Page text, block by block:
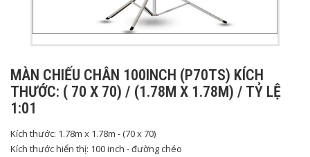
MÀN CHIẾU CHÂN 100INCH (P70TS) KÍCH
THƯỚC: ( 70 X 70) / (1.78M X 1.78M) / TỶ LỆ
1:01
Kích thước: 1.78m x 1.78m - (70 x 70)
Kích thước hiển thị: 100 inch - đường chéo